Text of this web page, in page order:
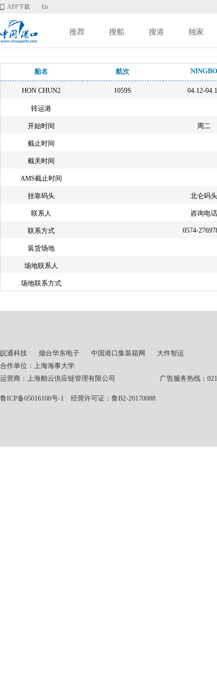
APP下载 En
推荐 搜船 搜港 独家
船名 航次 NINGBO
HON CHUN2 1059S 04.12-
转运港
开始时间 周二
截止时间
截关时间
AMS截止时间
挂靠码头 北仑码头
联系人 咨询电话
联系方式 0574-
装货场地
场地联系人
场地联系方式
皖通科技 烟台华东电子 中国港口集装箱网
大件智运
合作单位：上海海事大学
运营商：上海舶云供应链管理有限公司 广告服务热线：021-
鲁ICP备05016100号-1 经营许可证：鲁B2-20170088